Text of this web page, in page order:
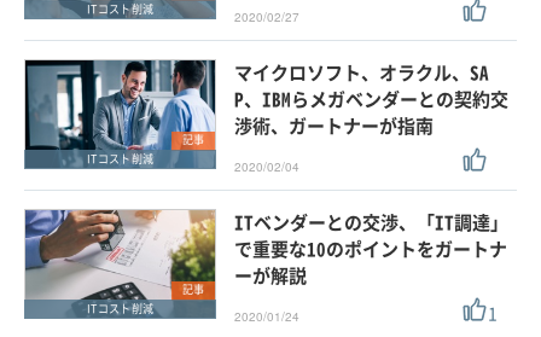
クリア この条件で検索する
ITコスト削減
2020/02/27
記事
ITコスト削減
マイクロソフト、オラクル、SA
P、IBMらメガベンダーとの契約交
渉術、ガートナーが指南
2020/02/04
記事
ITコスト削減
ITベンダーとの交渉、「IT調達」
で重要な10のポイントをガートナ
ーが解説
2020/01/24 1